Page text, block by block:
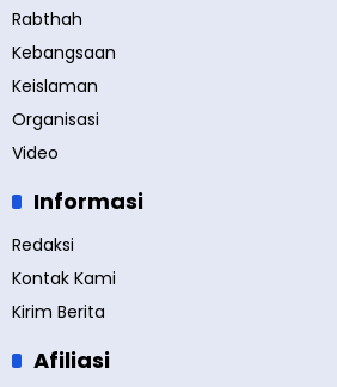
Rabthah
Kebangsaan
Keislaman
Organisasi
Video
Informasi
Redaksi
Kontak Kami
Kirim Berita
Afiliasi